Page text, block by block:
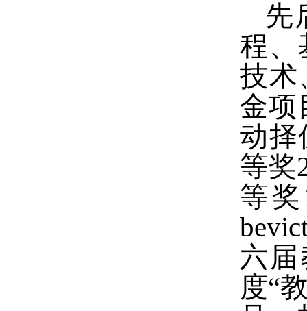
先
程、
技术
金项
动择
等奖
等奖
六
度“